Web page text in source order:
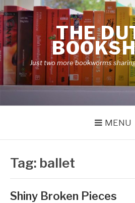
Naar
de
inhoud
springen
THE
Just two more bookworms
MENU
Tag: ballet
Shiny Broken Pieces